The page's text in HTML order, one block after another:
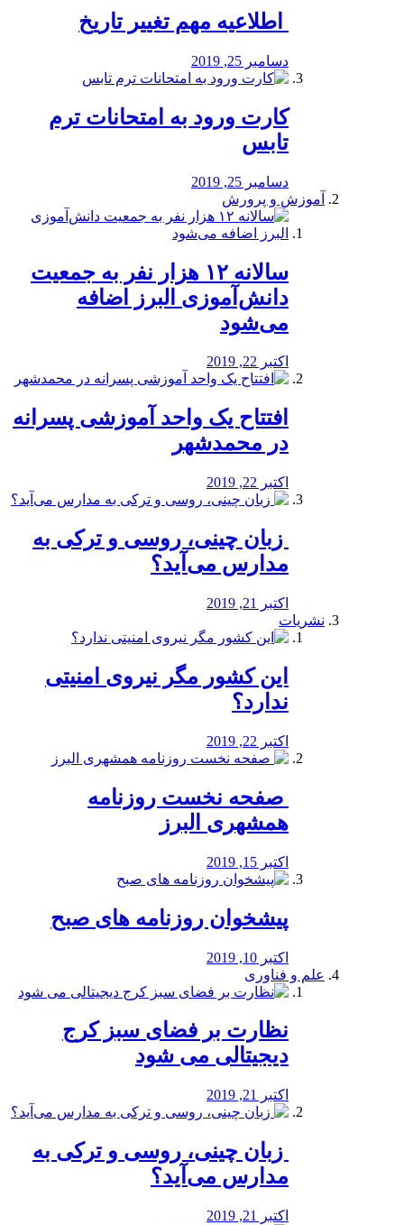
️ اطلاعیه مهم تغییر تاریخ
دسامبر 25, 2019
کارت ورود به امتحانات ترم
تابس
دسامبر 25, 2019
آموزش و پرورش
️سالانه ۱۲ هزار نفر به جمعیت
دانش‌آموزی البرز اضافه
می‌شود
اکتبر 22, 2019
افتتاح یک واحد آموزشی پسرانه
در محمدشهر
اکتبر 22, 2019
️ زبان چینی، روسی و ترکی به
مدارس می‌آید؟
اکتبر 21, 2019
نشریات
این کشور مگر نیروی امنیتی
ندارد؟
اکتبر 22, 2019
️ صفحه نخست روزنامه‌
همشهری البرز
اکتبر 15, 2019
پیشخوان روزنامه های صبح
اکتبر 10, 2019
علم و فناوری
نظارت بر فضای سبز کرج
دیجیتالی می شود
اکتبر 21, 2019
️ زبان چینی، روسی و ترکی به
مدارس می‌آید؟
اکتبر 21, 2019